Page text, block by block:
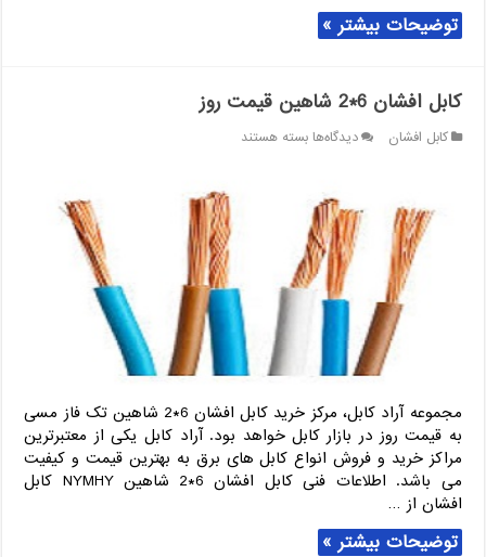
توضیحات بیشتر »
کابل افشان 6*2 شاهین قیمت روز
کابل افشان دیدگاه‌هابرای
قیمت
روز
بسته هستند
مجموعه آراد کابل، مرکز خرید کابل افشان 6*2 شاهین تک فاز مسی
به قیمت روز در بازار کابل خواهد بود. آراد کابل یکی از معتبرترین
مراکز خرید و فروش انواع کابل های برق به بهترین قیمت و کیفیت
می باشد. اطلاعات فنی کابل افشان 6*2 شاهین NYMHY کابل
افشان از …
توضیحات بیشتر »